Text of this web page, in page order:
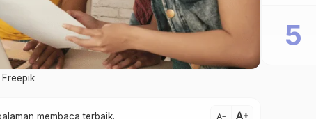
membaca terbaik. text_decrease